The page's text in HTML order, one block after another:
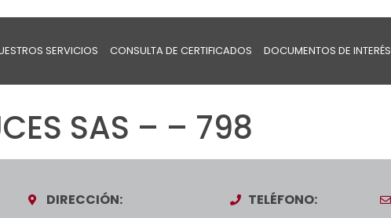
SERVICIOS CONSULTA DE CERTIFICADOS DOCUMENTOS DE INTERÉS
SAS – – 798
DIRECCIÓN:
TELÉFONO: